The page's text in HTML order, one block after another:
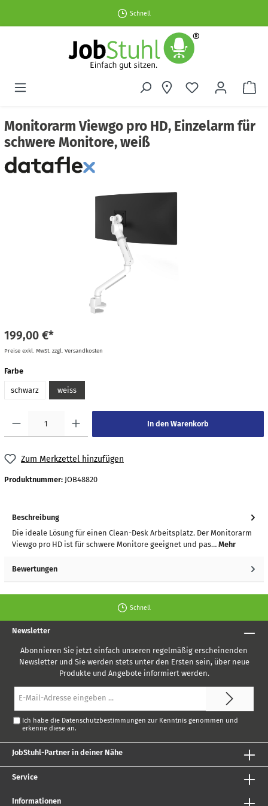
Schnell
Monitorarm Viewgo pro HD, Einzelarm für
schwere Monitore, weiß
199,00 €*
Preise exkl. MwSt. zzgl. Versandkosten
Farbe
schwarz weiss
In den Warenkorb
Zum Merkzettel hinzufügen
Produktnummer: JOB48820
Beschreibung
Die ideale Lösung für einen Clean-Desk Arbeitsplatz. Der Monitorarm
Viewgo pro HD ist für schwere Monitore geeignet und pas… Mehr
Bewertungen
Schnell
Newsletter
Abonnieren Sie jetzt einfach unseren regelmäßig erscheinenden
Newsletter und Sie werden stets unter den Ersten sein, über neue
Produkte und Angebote informiert werden.
Mail-
Adresse*
Ich habe die Datenschutzbestimmungen zur Kenntnis genommen und
erkenne diese an.
JobStuhl-Partner in deiner Nähe
Service
Informationen